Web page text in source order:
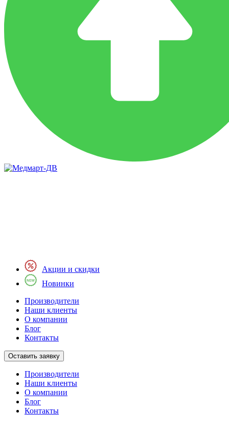
Акции и скидки
Новинки
Производители
Наши клиенты
О компании
Блог
Контакты
Оставить заявку
Производители
Наши клиенты
О компании
Блог
Контакты